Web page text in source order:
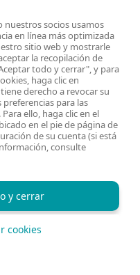
de
Feed
de Cookies
nuestros socios usamos
en línea más optimizada
sitio web y mostrarle
la recopilación de
todo y cerrar", y para
haga clic en
derecho a revocar su
para las
ello, haga clic en el
en el pie de página de
de su cuenta (si está
consulte
y cerrar
cookies